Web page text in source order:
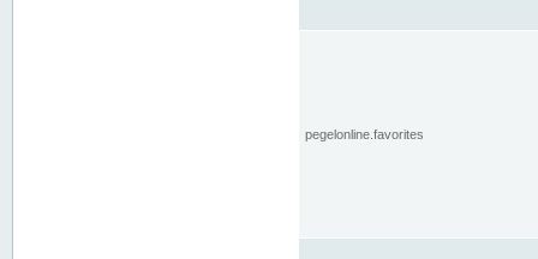
pegelonline.favorites